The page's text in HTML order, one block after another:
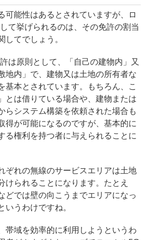
能性はあるとされていますが、ロ
て挙げられるのは、その免許の割当
してでしょう。
は原則として、「自己の建物内」又
地内」で、建物又は土地の所有者な
基本とされています。もちろん、こ
とは借りている場合や、建物または
らシステム構築を依頼された場合も
得が可能になるのですが、基本的に
る権利を持つ者に与えられることに
ぞれの無線のサービスエリアは土地
けられることになります。たとえ
どでは壁の向こうまでエリアになっ
いうわけですね。
帯域を効率的に利用しようというわ